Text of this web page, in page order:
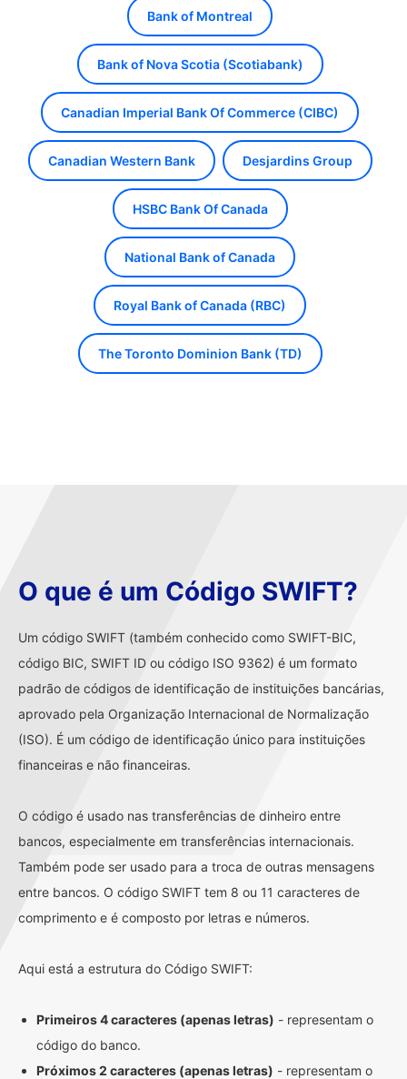
Bank of Montreal
Bank of Nova Scotia (Scotiabank)
Canadian Imperial Bank Of Commerce (CIBC)
Canadian Western Bank Desjardins Group
HSBC Bank Of Canada
National Bank of Canada
Royal Bank of Canada (RBC)
The Toronto Dominion Bank (TD)
O que é um Código SWIFT?
Um código SWIFT (também conhecido como SWIFT-BIC,
código BIC, SWIFT ID ou código ISO 9362) é um formato
padrão de códigos de identificação de instituições bancárias,
aprovado pela Organização Internacional de Normalização
(ISO). É um código de identificação único para instituições
financeiras e não financeiras.
O código é usado nas transferências de dinheiro entre
bancos, especialmente em transferências internacionais.
Também pode ser usado para a troca de outras mensagens
entre bancos. O código SWIFT tem 8 ou 11 caracteres de
comprimento e é composto por letras e números.
Aqui está a estrutura do Código SWIFT:
Primeiros 4 caracteres (apenas letras) - representam o
código do banco.
Próximos 2 caracteres (apenas letras) - representam o